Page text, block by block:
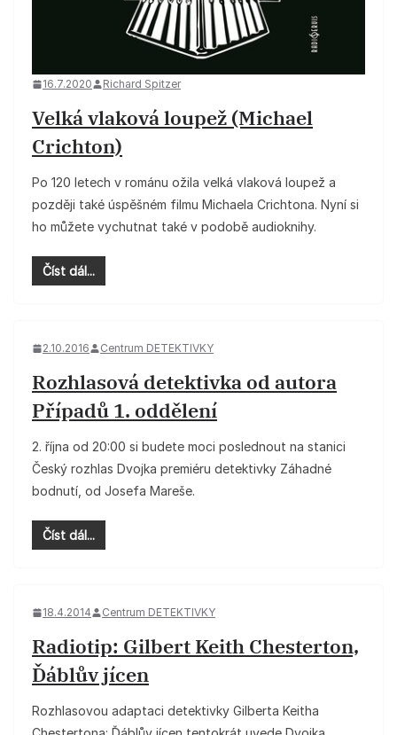
16.7.2020 Richard Spitzer
Velká vlaková loupež (Michael
Crichton)
Po 120 letech v románu ožila velká vlaková loupež a
později také úspěšném filmu Michaela Crichtona. Nyní si
ho můžete vychutnat také v podobě audioknihy.
Číst dál...
2.10.2016 Centrum DETEKTIVKY
Rozhlasová detektivka od autora
Případů 1. oddělení
2. října od 20:00 si budete moci poslednout na stanici
Český rozhlas Dvojka premiéru detektivky Záhadné
bodnutí, od Josefa Mareše.
Číst dál...
18.4.2014 Centrum DETEKTIVKY
Radiotip: Gilbert Keith Chesterton,
Ďáblův jícen
Rozhlasovou adaptaci detektivky Gilberta Keitha